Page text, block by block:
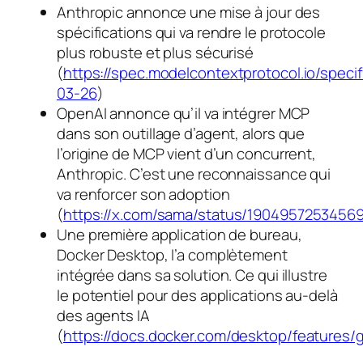
Anthropic annonce une mise à jour des
spécifications qui va rendre le protocole
plus robuste et plus sécurisé
(https://spec.modelcontextprotocol.io/
03-26)
OpenAI annonce qu’il va intégrer MCP
dans son outillage d’agent, alors que
l’origine de MCP vient d’un concurrent,
Anthropic. C’est une reconnaissance qui
va renforcer son adoption
(https://x.com/sama/status/
Une première application de bureau,
Docker Desktop, l’a complètement
intégrée dans sa solution. Ce qui illustre
le potentiel pour des applications au-delà
des agents IA
(https://docs.docker.com/desktop/features/